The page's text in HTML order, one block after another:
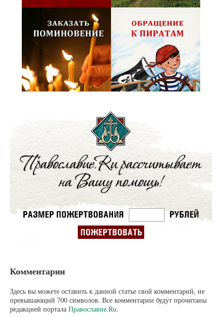
Комментарии
Здесь вы можете оставить к данной статье свой комментарий, не
превышающий 700 символов. Все комментарии будут прочитаны
редакцией портала Православие.Ru.